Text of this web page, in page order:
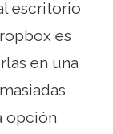
escritorio
es
en una
opción